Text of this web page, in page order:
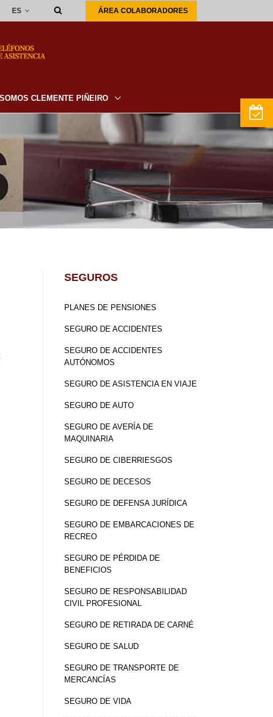
ES ÁREA COLABORADORES
SOMOS CLEMENTE PIÑEIRO
SEGUROS
PLANES DE PENSIONES
SEGURO DE ACCIDENTES
SEGURO DE ACCIDENTES
AUTÓNOMOS
SEGURO DE ASISTENCIA EN VIAJE
SEGURO DE AUTO
SEGURO DE AVERÍA DE
MAQUINARIA
SEGURO DE CIBERRIESGOS
SEGURO DE DECESOS
SEGURO DE DEFENSA JURÍDICA
SEGURO DE EMBARCACIONES DE
RECREO
SEGURO DE PÉRDIDA DE
BENEFICIOS
SEGURO DE RESPONSABILIDAD
CIVIL PROFESIONAL
SEGURO DE RETIRADA DE CARNÉ
SEGURO DE SALUD
SEGURO DE TRANSPORTE DE
MERCANCÍAS
SEGURO DE VIDA